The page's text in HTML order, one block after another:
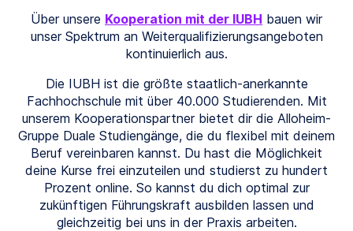
Über unsere Kooperation mit der IUBH bauen wir
unser Spektrum an Weiterqualifizierungsangeboten
kontinuierlich aus.
Die IUBH ist die größte staatlich-anerkannte
Fachhochschule mit über 40.000 Studierenden. Mit
unserem Kooperationspartner bietet dir die Alloheim-
Gruppe Duale Studiengänge, die du flexibel mit deinem
Beruf vereinbaren kannst. Du hast die Möglichkeit
deine Kurse frei einzuteilen und studierst zu hundert
Prozent online. So kannst du dich optimal zur
zukünftigen Führungskraft ausbilden lassen und
gleichzeitig bei uns in der Praxis arbeiten.